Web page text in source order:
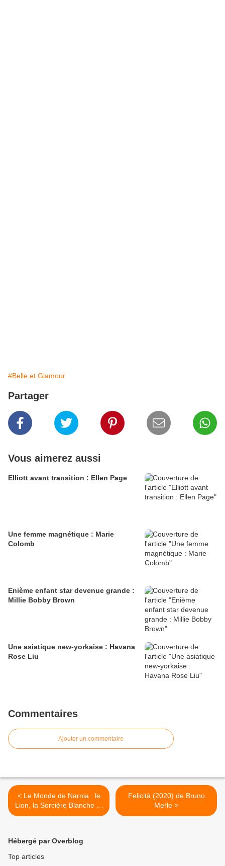
#Belle et Glamour
Partager
Vous aimerez aussi
Elliott avant transition : Ellen Page
Une femme magnétique : Marie
Colomb
Enième enfant star devenue grande :
Millie Bobby Brown
Une asiatique new-yorkaise : Havana
Rose Liu
Commentaires
Ajouter un commentaire
< Le Monde de Narnia : le
Lion, la Sorcière Blanche et
l'Armoire Magique (2005)
Felicità (2020) de Bruno
Merle >
Hébergé par Overblog
Top articles